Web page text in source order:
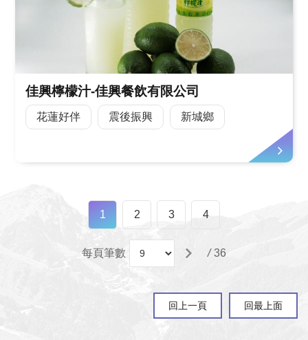
佳興檸檬汁-佳興餐飲有限公司
花蓮好伴 震後振興 新城鄉
1 2 3 4
每頁筆數 / 36
回上一頁 回最上面